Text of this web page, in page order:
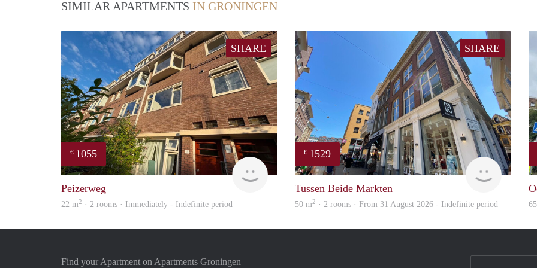
SIMILAR APARTMENTS IN GRONINGEN
SHARE
€ 1055
GrunoVerhuur
Peizerweg
22 m2 · 2 rooms · Immediately - Indefinite period
SHARE
€ 1529
Tussen Beide Markten
50 m2 · 2 rooms · From 31 August 2026 - Indefinite period
Find your Apartment on Apartments Groningen